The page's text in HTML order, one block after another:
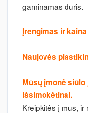
gaminamas duris.
Įrengimas ir kaina
Naujovės
Mūsų įmonė
išsimokėtinai.
Kreipkitės į mus, ir